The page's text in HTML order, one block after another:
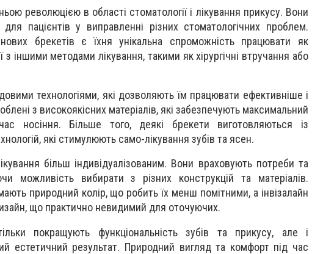
революцією в області стоматології і лікування прикусу. Вони
пацієнтів у виправленні різних стоматологічних проблем.
брекетів є їхня унікальна спроможність працювати як
з іншими методами лікування, такими як хірургічні втручання або
технологіями, які дозволяють їм працювати ефективніше і
з високоякісних матеріалів, які забезпечують максимальний
носіння. Більше того, деякі брекети виготовляються із
які стимулюють само-лікування зубів та ясен.
більш індивідуалізованим. Вони враховують потреби та
можливість вибирати з різних конструкцій та матеріалів.
природний колір, що робить їх менш помітними, а інвізалайн
що практично невидимий для оточуючих.
покращують функціональність зубів та прикусу, але і
естетичний результат. Природний вигляд та комфорт під час